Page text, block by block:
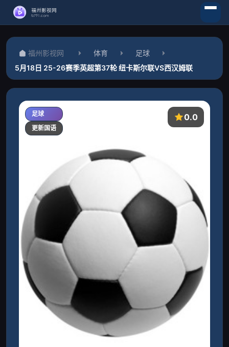
福州影视网 体育
足球
5月18日 25-26赛季英超第37轮 纽卡斯尔联VS西汉姆联
足球
更新国语
0.0